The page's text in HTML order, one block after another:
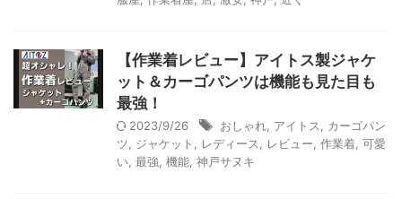
【作業着レビュー】アイトス製ジャケ
ット＆カーゴパンツは機能も見た目も
最強！
2023/9/26 おしゃれ, アイトス, カーゴパン
ツ, ジャケット , レディース, レビュー, 作業着, 可愛
い, 最強, 機能, 神戸サヌキ